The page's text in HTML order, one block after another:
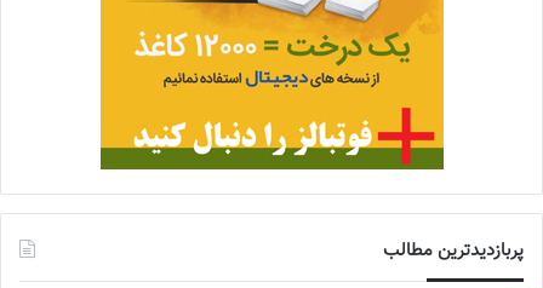
پربازدیدترین مطالب